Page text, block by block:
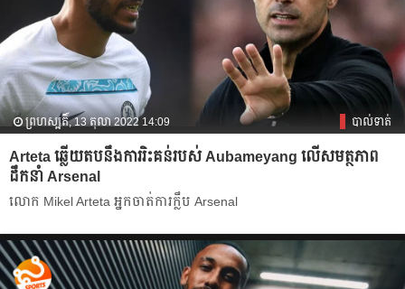
ព្រហស្បតិ៍, 13 តុលា 2022 14:09 បាល់ទាត់
Arteta ឆ្លើយ​តប​នឹង​ការ​រិះគន់​របស់​ Aubameyang លើ​សមត្ថភាព​​
ដឹកនាំ​ Arsenal
លោក​ Mikel Arteta អ្នកចាត់ការ​ក្លឹប​ Arsenal